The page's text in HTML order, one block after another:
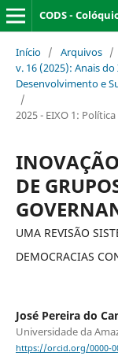
Início / Arquivos /
v. 16 (2025): Anais
Desenvolvimento e
/
2025 - EIXO 1:
DE
UMA REVISÃO
DEMOCRACIAS
José Pereira do
Universidade da
https://orcid.org/0000-